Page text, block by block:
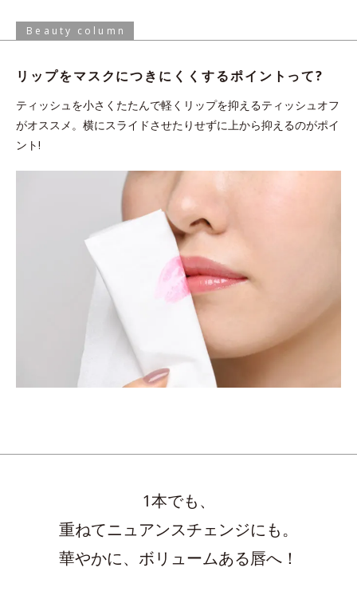
Beauty column
リップをマスクにつきにくくするポイントって?
ティッシュを小さくたたんで軽くリップを抑えるティッシュオフ
がオススメ。横にスライドさせたりせずに上から抑えるのがポイ
ント!
1本でも、
重ねてニュアンスチェンジにも。
華やかに、ボリュームある唇へ！